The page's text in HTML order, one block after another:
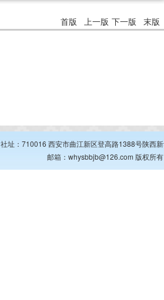
首版 上一版 下一版 末版
社址：710016 西安市曲江新区登高路1388号陕西
邮箱：whysbbjb@126.com 版权所